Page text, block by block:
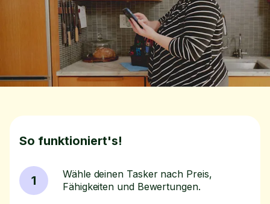
So funktioniert's!
1
Wähle deinen Tasker nach Preis,
Fähigkeiten und Bewertungen.